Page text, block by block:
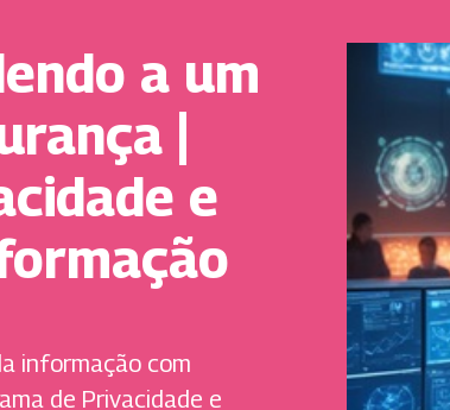
a um
|
e
informação com
de Privacidade e